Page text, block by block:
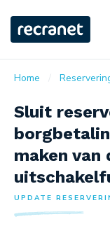
Home
Sluit
maken van
UPDATE